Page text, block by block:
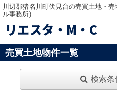
川辺郡猪名川町伏見台の売買土地・
ル事務所)
リエスタ・M・C
売買土地物件一覧
検索条